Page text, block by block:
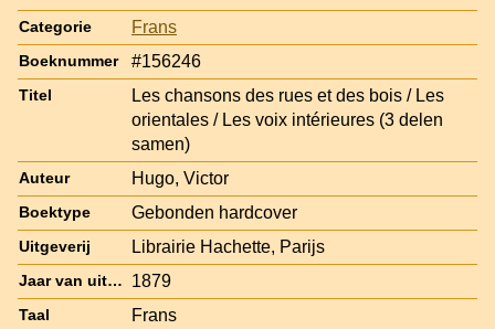
Categorie Frans
Boeknummer #156246
Titel
Les chansons des rues et des bois / Les
orientales / Les voix intérieures (3 delen
samen)
Auteur Hugo, Victor
Boektype Gebonden hardcover
Uitgeverij Librairie Hachette, Parijs
Jaar van uitgave 1879
Taal Frans